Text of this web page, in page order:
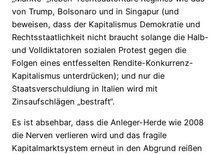
von Trump, Bolsonaro und in Singapur (und
beweisen, dass der Kapitalismus Demokratie und
Rechtsstaatlichkeit nicht braucht solange die Halb-
und Volldiktatoren sozialen Protest gegen die
Folgen eines entfesselten Rendite-Konkurrenz-
Kapitalismus unterdrücken); und nur die
Staatsverschuldiung in Italien wird mit
Zinsaufschlägen „bestraft“.
Es ist absehbar, dass die Anleger-Herde wie 2008
die Nerven verlieren wird und das fragile
Kapitalmarktsystem erneut in den Abgrund reißen